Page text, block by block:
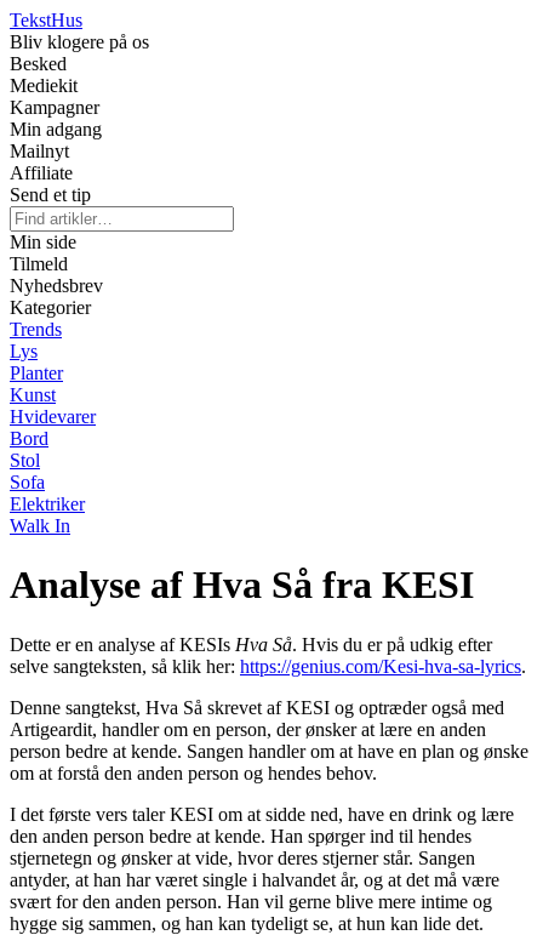
TekstHus
Bliv klogere på os
Besked
Mediekit
Kampagner
Min adgang
Mailnyt
Affiliate
Send et tip
Min side
Tilmeld
Nyhedsbrev
Kategorier
Trends
Lys
Planter
Kunst
Hvidevarer
Bord
Stol
Sofa
Elektriker
Walk In
Analyse af Hva Så fra KESI
Dette er en analyse af KESIs Hva Så. Hvis du er på udkig efter
selve sangteksten, så klik her: https://genius.com/Kesi-hva-sa-lyrics.
Denne sangtekst, Hva Så skrevet af KESI og optræder også med
Artigeardit, handler om en person, der ønsker at lære en anden
person bedre at kende. Sangen handler om at have en plan og ønske
om at forstå den anden person og hendes behov.
I det første vers taler KESI om at sidde ned, have en drink og lære
den anden person bedre at kende. Han spørger ind til hendes
stjernetegn og ønsker at vide, hvor deres stjerner står. Sangen
antyder, at han har været single i halvandet år, og at det må være
svært for den anden person. Han vil gerne blive mere intime og
hygge sig sammen, og han kan tydeligt se, at hun kan lide det.